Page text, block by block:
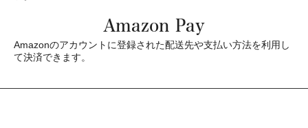
Amazon Pay
Amazonのアカウントに登録された配送先や支払い方法を利用し
て決済できます。